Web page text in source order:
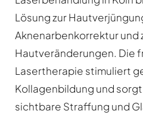
Lösung zur
Aknenarbenkorrektur und
Hautveränderungen. Die
Lasertherapie stimuliert
Kollagenbildung und
sichtbare Straffung und